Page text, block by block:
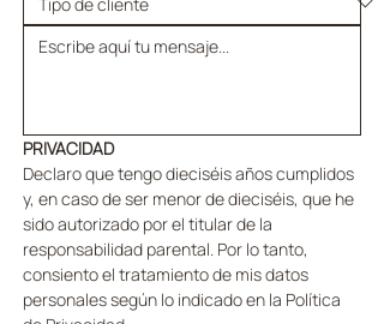
PRIVACIDAD
Declaro que tengo dieciséis años cumplidos
y, en caso de ser menor de dieciséis, que he
sido autorizado por el titular de la
responsabilidad parental. Por lo tanto,
consiento el tratamiento de mis datos
personales según lo indicado en la Política